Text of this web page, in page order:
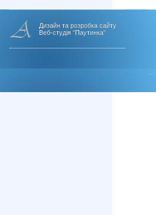
Дизайн та розробка сайту
Веб-студія "Паутинка"